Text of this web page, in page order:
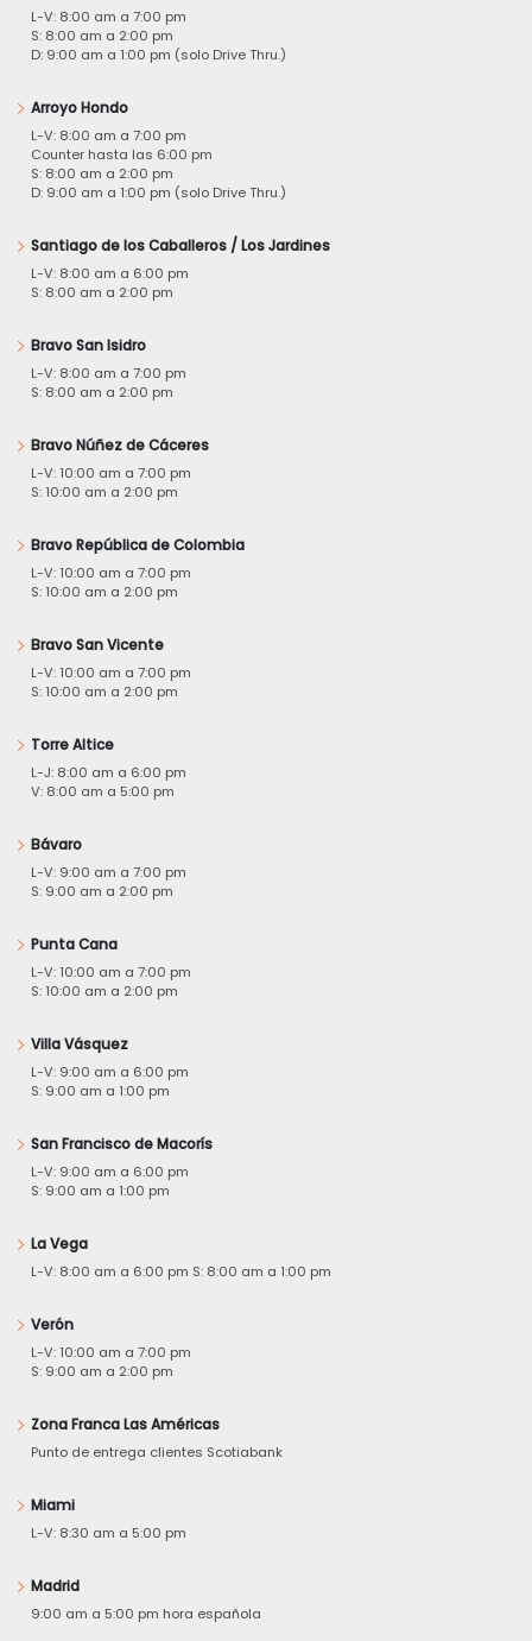
L-V: 8:00 am a 7:00 pm
S: 8:00 am a 2:00 pm
D: 9:00 am a 1:00 pm (solo Drive Thru.)
Arroyo Hondo
L-V: 8:00 am a 7:00 pm
Counter hasta las 6:00 pm
S: 8:00 am a 2:00 pm
D: 9:00 am a 1:00 pm (solo Drive Thru.)
Santiago de los Caballeros / Los Jardines
L-V: 8:00 am a 6:00 pm
S: 8:00 am a 2:00 pm
Bravo San Isidro
L-V: 8:00 am a 7:00 pm
S: 8:00 am a 2:00 pm
Bravo Núñez de Cáceres
L-V: 10:00 am a 7:00 pm
S: 10:00 am a 2:00 pm
Bravo República de Colombia
L-V: 10:00 am a 7:00 pm
S: 10:00 am a 2:00 pm
Bravo San Vicente
L-V: 10:00 am a 7:00 pm
S: 10:00 am a 2:00 pm
Torre Altice
L-J: 8:00 am a 6:00 pm
V: 8:00 am a 5:00 pm
Bávaro
L-V: 9:00 am a 7:00 pm
S: 9:00 am a 2:00 pm
Punta Cana
L-V: 10:00 am a 7:00 pm
S: 10:00 am a 2:00 pm
Villa Vásquez
L-V: 9:00 am a 6:00 pm
S: 9:00 am a 1:00 pm
San Francisco de Macorís
L-V: 9:00 am a 6:00 pm
S: 9:00 am a 1:00 pm
La Vega
L-V: 8:00 am a 6:00 pm S: 8:00 am a 1:00 pm
Verón
L-V: 10:00 am a 7:00 pm
S: 9:00 am a 2:00 pm
Zona Franca Las Américas
Punto de entrega clientes Scotiabank
Miami
L-V: 8:30 am a 5:00 pm
Madrid
9:00 am a 5:00 pm hora española